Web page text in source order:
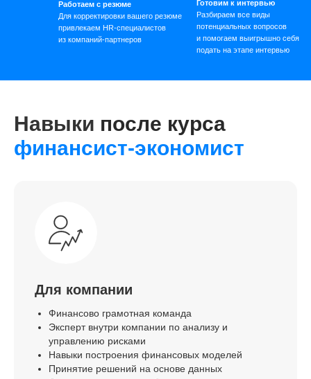
Готовим к интервью
Разбираем все виды
потенциальных вопросов
и помогаем выигрышно себя
подать на этапе интервью
Работаем с резюме
Для корректировки вашего резюме
привлекаем HR-специалистов
из компаний-партнеров
Навыки после курса
финансист-экономист
Для компании
Финансово грамотная команда
Эксперт внутри компании по анализу и
управлению рисками
Навыки построения финансовых моделей
Принятие решений на основе данных